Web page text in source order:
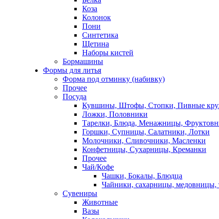
Коза
Колонок
Пони
Синтетика
Щетина
Наборы кистей
Бормашины
Формы для литья
Форма под отминку (набивку)
Прочее
Посуда
Кувшины, Штофы, Стопки, Пивные
Ложки, Половники
Тарелки, Блюда, Менажницы,
Горшки, Супницы, Салатники, Лотки
Молочники, Сливочники, Масленки
Конфетницы, Сухарницы, Креманки
Прочее
Чай/Кофе
Чашки, Бокалы, Блюдца
Чайники, сахарницы, медовницы,
Сувениры
Животные
Вазы